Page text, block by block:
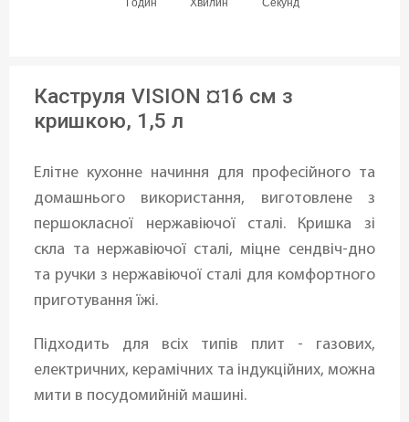
Каструля VISION ¤16 см з
кришкою, 1,5 л
Елітне кухонне начиння для професійного та
домашнього використання, виготовлене з
першокласної нержавіючої сталі. Кришка зі
скла та нержавіючої сталі, міцне сендвіч-дно
та ручки з нержавіючої сталі для комфортного
приготування їжі.
Підходить для всіх типів плит - газових,
електричних, керамічних та індукційних, можна
мити в посудомийній машині.